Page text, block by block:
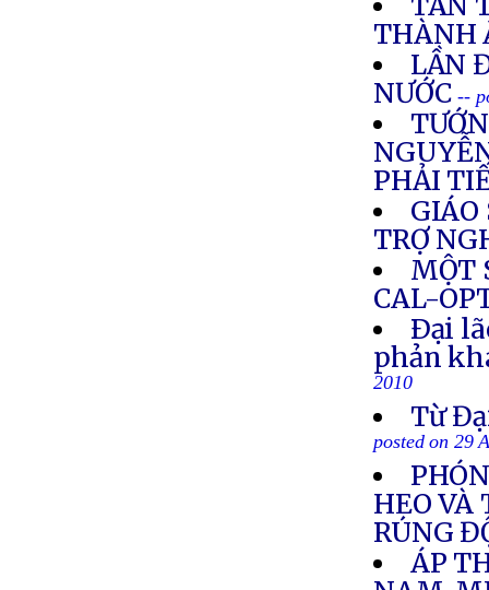
THÀNH
LẦN
NƯỚC --
PHẢI
GIÁO
TRỢ
MỘT
CAL-
Ðại
phản
2010
Từ
posted on 29
HEO
RÚNG
ÁP